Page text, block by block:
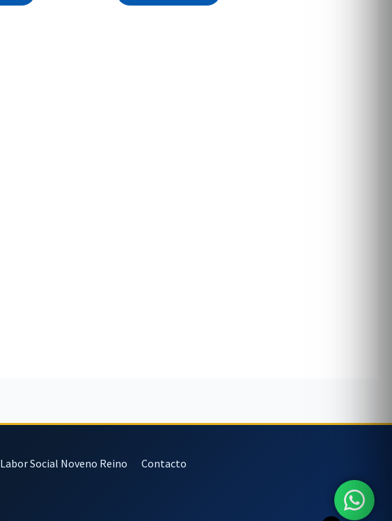
Labor Social Noveno Reino Contacto